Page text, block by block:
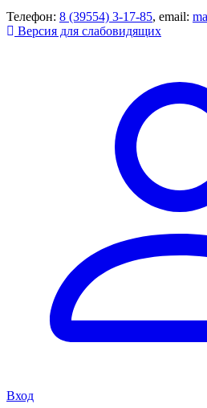
Телефон: 8 (39554) 3-17-85, email:
Версия для слабовидящих
Вход